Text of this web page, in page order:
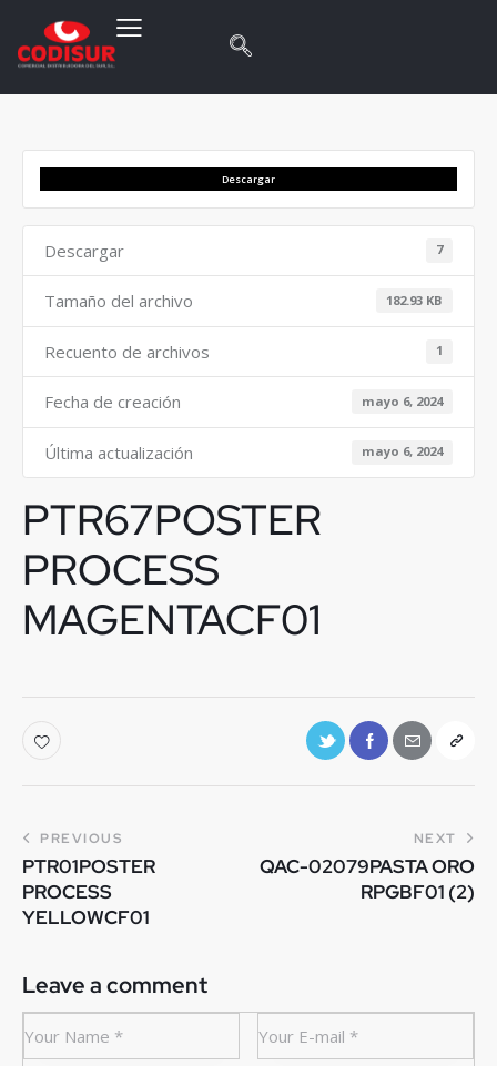
Descargar
Descargar 7
Tamaño del archivo 182.93 KB
Recuento de archivos 1
Fecha de creación mayo 6, 2024
Última actualización mayo 6, 2024
PTR67POSTER
PROCESS
MAGENTACF01
PREVIOUS
PTR01POSTER
PROCESS
YELLOWCF01
NEXT
QAC-02079PASTA ORO
RPGBF01 (2)
Leave a comment